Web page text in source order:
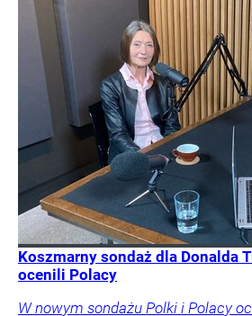
Koszmarny sondaż dla Donalda
ocenili Polacy
W nowym sondażu Polki i Polacy